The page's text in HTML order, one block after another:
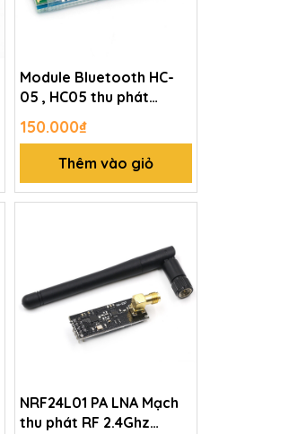
Module Bluetooth HC-
05 , HC05 thu phát
150.000₫
Thêm vào giỏ
NRF24L01 PA LNA Mạch
thu phát RF 2.4Ghz